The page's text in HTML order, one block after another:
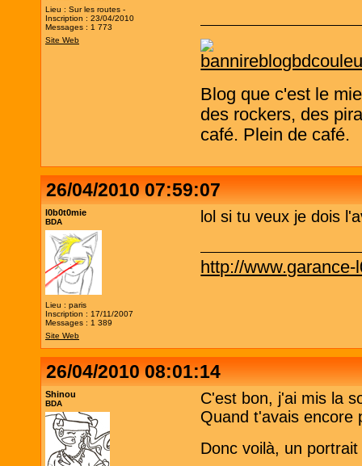
Lieu : Sur les routes -
Inscription : 23/04/2010
Messages : 1 773
Site Web
Blog que c'est le
des rockers, des
café. Plein de café.
26/04/2010 07:59:07
l0b0t0mie
BDA
Lieu : paris
Inscription : 17/11/2007
Messages : 1 389
Site Web
lol si tu veux je dois
http://
26/04/2010 08:01:14
Shinou
BDA
C'est bon, j'ai mis la
Quand t'avais encore
Donc voilà, un